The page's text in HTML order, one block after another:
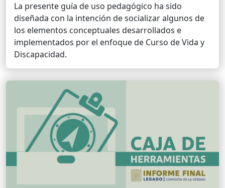
La presente guía de uso pedagógico ha sido
diseñada con la intención de socializar algunos de
los elementos conceptuales desarrollados e
implementados por el enfoque de Curso de Vida y
Discapacidad.